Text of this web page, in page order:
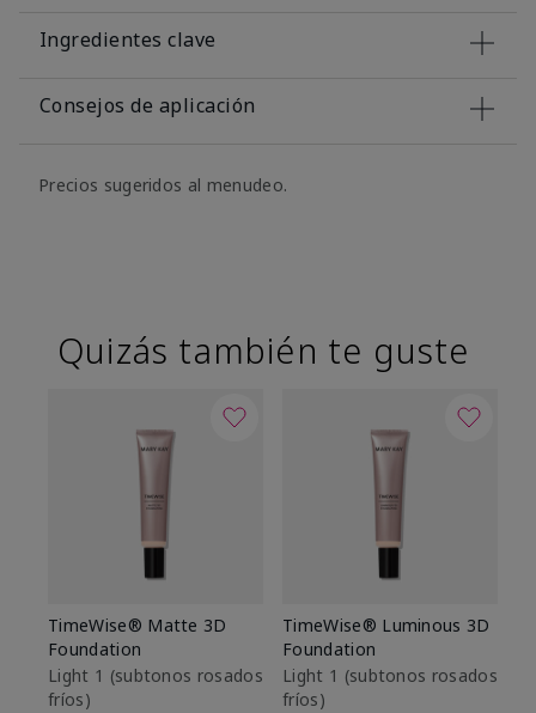
Ingredientes clave
Consejos de aplicación
Precios sugeridos al menudeo.
Quizás también te guste
TimeWise® Matte 3D
Foundation
Light 1​ (subtonos rosados
fríos)
TimeWise® Luminous 3D
Foundation
Light 1​ (subtonos rosados
fríos)